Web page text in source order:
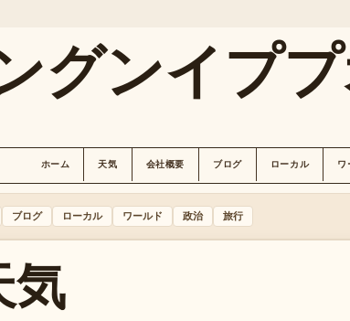
グンイプ
ホーム 天気 会社概要 ブログ ローカル ワ
ブログ ローカル ワールド 政治 旅行
気